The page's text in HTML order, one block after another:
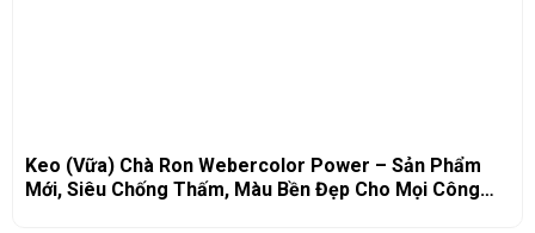
Keo (Vữa) Chà Ron Webercolor Power – Sản Phẩm
Mới, Siêu Chống Thấm, Màu Bền Đẹp Cho Mọi Công